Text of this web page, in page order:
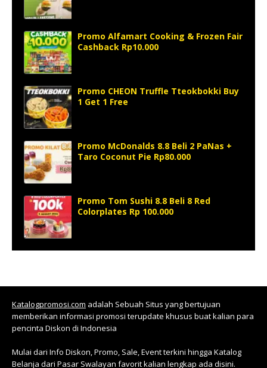
Promo Alfamart Cooking & Frozen Fair
Cashback Rp10.000
Promo CHEON Truffle Tteokbokki Buy
1 Get 1 Free
Promo McDonalds 8.8 Beli 2 PaNas +
Taro Coconut Pie Rp80.000
Promo Tom Sushi 8.8 Beli 8 Red
Colorplates Rp 100.000
Katalogpromosi.com adalah Sebuah Situs yang bertujuan
memberikan informasi promosi terupdate khusus buat kalian para
pencinta Diskon di Indonesia
Mulai dari Info Diskon, Promo, Sale, Event terkini hingga Katalog
Belanja dari Pasar Swalayan favorit kalian lengkap ada disini.